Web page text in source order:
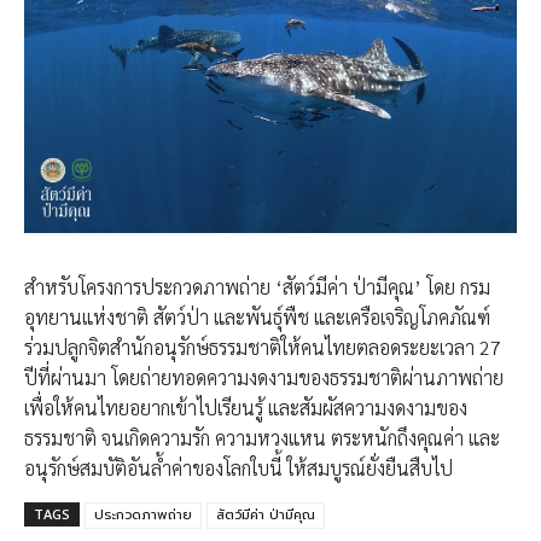
สำหรับโครงการประกวดภาพถ่าย ‘สัตว์มีค่า ป่ามีคุณ’ โดย กรม
อุทยานแห่งชาติ สัตว์ป่า และพันธุ์พืช และเครือเจริญโภคภัณฑ์
ร่วมปลูกจิตสำนักอนุรักษ์ธรรมชาติให้คนไทยตลอดระยะเวลา 27
ปีที่ผ่านมา โดยถ่ายทอดความงดงามของธรรมชาติผ่านภาพถ่าย
เพื่อให้คนไทยอยากเข้าไปเรียนรู้ และสัมผัสความงดงามของ
ธรรมชาติ จนเกิดความรัก ความหวงแหน ตระหนักถึงคุณค่า และ
อนุรักษ์สมบัติอันล้ำค่าของโลกใบนี้ ให้สมบูรณ์ยั่งยืนสืบไป
TAGS ประกวดภาพถ่าย สัตว์มีค่า ป่ามีคุณ